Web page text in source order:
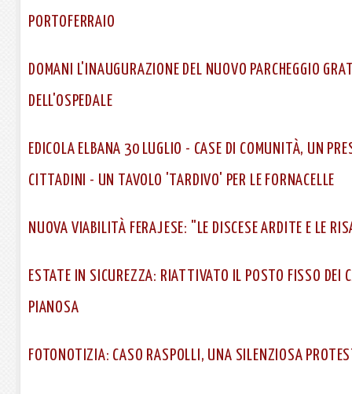
PORTOFERRAIO
DOMANI L'INAUGURAZIONE DEL NUOVO PARCHEGGIO
DELL'OSPEDALE
EDICOLA ELBANA 30 LUGLIO - CASE DI COMUNITÀ, UN
CITTADINI - UN TAVOLO 'TARDIVO' PER LE FORNACELLE
NUOVA VIABILITÀ FERAJESE: "LE DISCESE ARDITE E LE
ESTATE IN SICUREZZA: RIATTIVATO IL POSTO FISSO DEI
PIANOSA
FOTONOTIZIA: CASO RASPOLLI, UNA SILENZIOSA